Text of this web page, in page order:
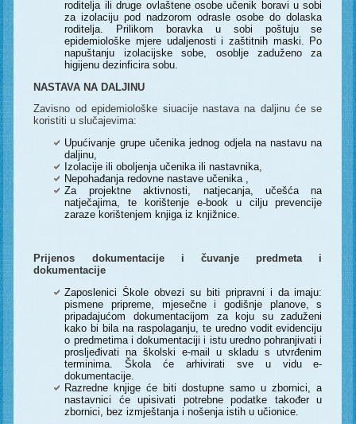
roditelja ili druge ovlaštene osobe učenik boravi u sobi
za izolaciju pod nadzorom odrasle osobe do dolaska
roditelja. Prilikom boravka u sobi poštuju se
epidemiološke mjere udaljenosti i zaštitnih maski. Po
napuštanju izolacijske sobe, osoblje zaduženo za
higijenu dezinficira sobu.
NASTAVA NA DALJINU
Zavisno od epidemiološke siuacije nastava na daljinu će se
koristiti u slučajevima:
Upućivanje grupe učenika jednog odjela na nastavu na
daljinu,
Izolacije ili oboljenja učenika ili nastavnika,
Nepohađanja redovne nastave učenika ,
Za projektne aktivnosti, natjecanja, učešća na
natječajima, te korištenje e-book u cilju prevencije
zaraze korištenjem knjiga iz knjižnice.
Prijenos dokumentacije i čuvanje predmeta i
dokumentacije
Zaposlenici Škole obvezi su biti pripravni i da imaju:
pismene pripreme, mjesečne i godišnje planove, s
pripadajućom dokumentacijom za koju su zaduženi
kako bi bila na raspolaganju, te uredno vodit evidenciju
o predmetima i dokumentaciji i istu uredno pohranjivati i
prosljeđivati na školski e-mail u skladu s utvrđenim
terminima. Škola će arhivirati sve u vidu e-
dokumentacije.
Razredne knjige će biti dostupne samo u zbornici, a
nastavnici će upisivati potrebne podatke također u
zbornici, bez izmještanja i nošenja istih u učionice.